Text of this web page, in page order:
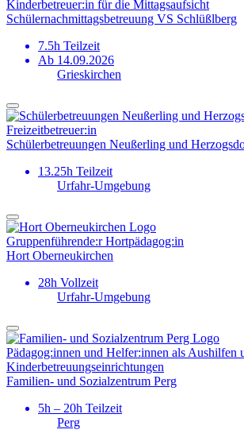
Kinderbetreuer:in für die Mittagsaufsicht
Schüler­nachmittagsbetreuung VS Schlüßlberg
7.5h Teilzeit
Ab 14.09.2026
Grieskirchen
Freizeitbetreuer:in
Schülerbetreuungen Neußerling und
13.25h Teilzeit
Urfahr-Umgebung
Gruppen­führende:r Hortpädagog:in
Hort Oberneukirchen
28h Vollzeit
Urfahr-Umgebung
Pädagog:innen und Helfer:innen als Aushilfen
Kinder­betreuungs­einrichtungen
Familien- und Sozialzentrum Perg
5h – 20h Teilzeit
Perg